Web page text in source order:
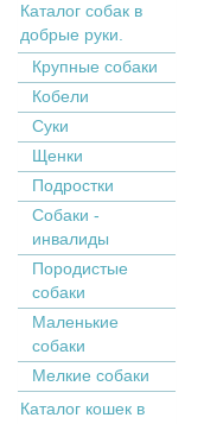
Каталог собак в
добрые руки.
Крупные собаки
Кобели
Суки
Щенки
Подростки
Собаки -
инвалиды
Пopoдистыe
coбaки
Маленькие
собаки
Мелкие собаки
Кaтaлoг кoшек в